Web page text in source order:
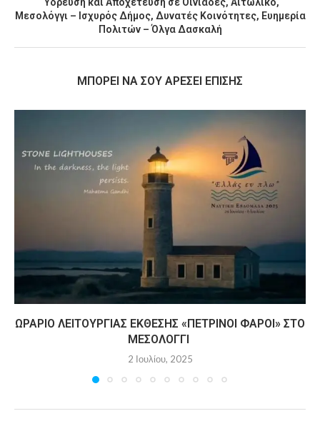
Ύδρευση και Αποχέτευση σε Οινιάδες, Αιτωλικό,
Μεσολόγγι – Ισχυρός Δήμος, Δυνατές Κοινότητες, Ευημερία
Πολιτών – Όλγα Δασκαλή
MΠΟΡΕΊ ΝΑ ΣΟΥ ΑΡΈΣΕΙ ΕΠΊΣΗΣ
ΩΡΆΡΙΟ ΛΕΙΤΟΥΡΓΊΑΣ ΈΚΘΕΣΗΣ «ΠΈΤΡΙΝΟΙ ΦΆΡΟΙ» ΣΤΟ
ΜΕΣΟΛΌΓΓΙ
2 Ιουλίου, 2025